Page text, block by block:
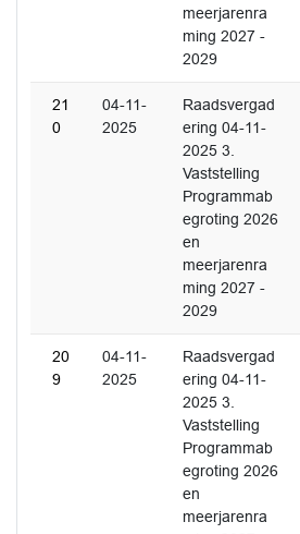
meerjarenra
ming 2027 -
2029
21
0
04-11-
2025
Raadsvergad
ering 04-11-
2025 3.
Vaststelling
Programmab
egroting 2026
en
meerjarenra
ming 2027 -
2029
20
9
04-11-
2025
Raadsvergad
ering 04-11-
2025 3.
Vaststelling
Programmab
egroting 2026
en
meerjarenra